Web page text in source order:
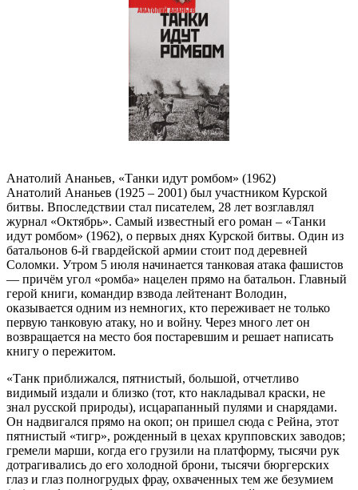
Анатолий Ананьев, «Танки идут ромбом» (1962)
Анатолий Ананьев (1925 – 2001) был участником Курской
битвы. Впоследствии стал писателем, 28 лет возглавлял
журнал «Октябрь». Самый известный его роман – «Танки
идут ромбом» (1962), о первых днях Курской битвы. Один из
батальонов 6-й гвардейской армии стоит под деревней
Соломки. Утром 5 июля начинается танковая атака фашистов
— причём угол «ромба» нацелен прямо на батальон. Главный
герой книги, командир взвода лейтенант Володин,
оказывается одним из немногих, кто переживает не только
первую танковую атаку, но и войну. Через много лет он
возвращается на место боя постаревшим и решает написать
книгу о пережитом.
«Танк приближался, пятнистый, большой, отчетливо
видимый издали и близко (тот, кто накладывал краски, не
знал русской природы), исцарапанный пулями и снарядами.
Он надвигался прямо на окоп; он пришел сюда с Рейна, этот
пятнистый «тигр», рожденный в цехах крупповских заводов;
гремели марши, когда его грузили на платформу, тысячи рук
дотрагивались до его холодной брони, тысячи бюргерских
глаз и глаз полногрудых фрау, охваченных тем же безумием